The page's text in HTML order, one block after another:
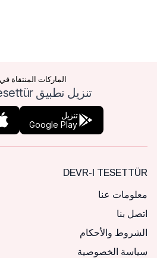
الماركات المنتقاة
تنزيل تطبيق Devr-i Tesettür
تنزيل
Google Play
DEVR-I TESETTÜR
معلومات عنا
اتصل بنا
الشروط والأحكام
سياسة الخصوصية